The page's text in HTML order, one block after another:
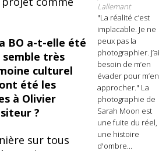
BO a-t-elle été
semble très
culturel
été les
à Olivier
?
sur tous
Lallemant
"La réalité c’est
implacable. Je ne
peux pas la
photographier. J’ai
besoin de m’en
évader pour m’en
approcher." La
photographie de
Sarah Moon est
une fuite du réel,
une histoire
d'ombre...